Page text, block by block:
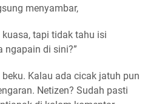
menyambar,
tapi tidak tahu isi
ngapain di sini?”
Kalau ada cicak jatuh pun
Netizen? Sudah pasti